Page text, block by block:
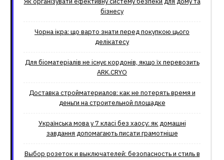
бізнесу
Чорна ікра: що варто знати перед покупкою цього
делікатесу
Для біоматеріалів не існує кордонів, якщо їх перевозить
ARK.CRYO
Доставка стройматериалов: как не потерять время и
деньги на строительной площадке
Українська мова у 7 класі без хаосу: як домашні
завдання допомагають писати грамотніше
Выбор розеток и выключателей: безопасность и стиль в